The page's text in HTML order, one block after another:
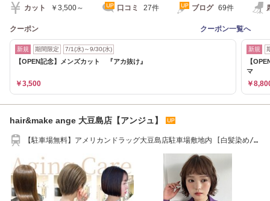
カット ￥3,500～ 口コミ 27件 ブログ 69件
クーポン クーポン一覧へ
新規 期間限定 7/1(水)～9/30(水)
【OPEN記念】メンズカット 『アカ抜け』
￥3,500
新規
【
マ
￥
hair&make ange 大豆島店【アンジュ】
【駐車場無料】アメリカンドラッグ大豆島店駐車場敷地内 [白髪染め/